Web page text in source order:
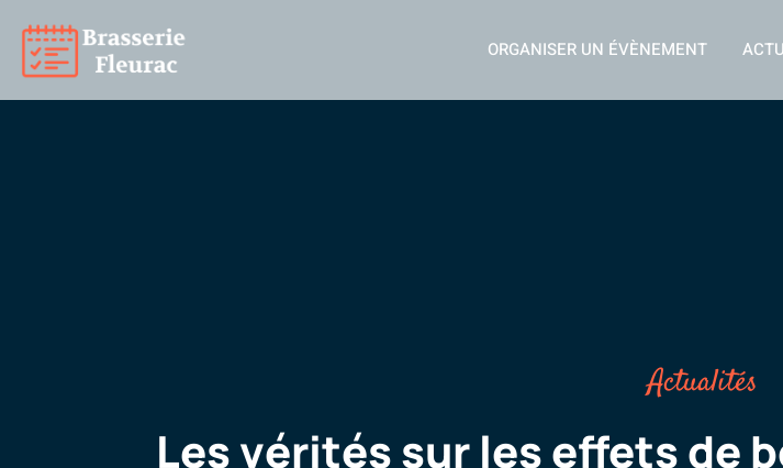
ORGANISER UN ÉVÈNEMENT
Actualités
Les vérités sur les effets de